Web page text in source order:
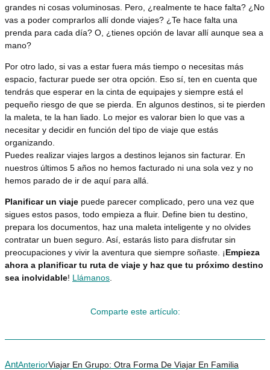
grandes ni cosas voluminosas. Pero, ¿realmente te hace falta? ¿No
vas a poder comprarlos allí donde viajes? ¿Te hace falta una
prenda para cada día? O, ¿tienes opción de lavar allí aunque sea a
mano?
Por otro lado, si vas a estar fuera más tiempo o necesitas más
espacio, facturar puede ser otra opción. Eso sí, ten en cuenta que
tendrás que esperar en la cinta de equipajes y siempre está el
pequeño riesgo de que se pierda. En algunos destinos, si te pierden
la maleta, te la han liado. Lo mejor es valorar bien lo que vas a
necesitar y decidir en función del tipo de viaje que estás
organizando.
Puedes realizar viajes largos a destinos lejanos sin facturar. En
nuestros últimos 5 años no hemos facturado ni una sola vez y no
hemos parado de ir de aquí para allá.
Planificar un viaje puede parecer complicado, pero una vez que
sigues estos pasos, todo empieza a fluir. Define bien tu destino,
prepara los documentos, haz una maleta inteligente y no olvides
contratar un buen seguro. Así, estarás listo para disfrutar sin
preocupaciones y vivir la aventura que siempre soñaste. ¡Empieza
ahora a planificar tu ruta de viaje y haz que tu próximo destino
sea inolvidable! Llámanos
Comparte este artículo:
AntAnteriorViajar En Grupo: Otra Forma De Viajar En Familia